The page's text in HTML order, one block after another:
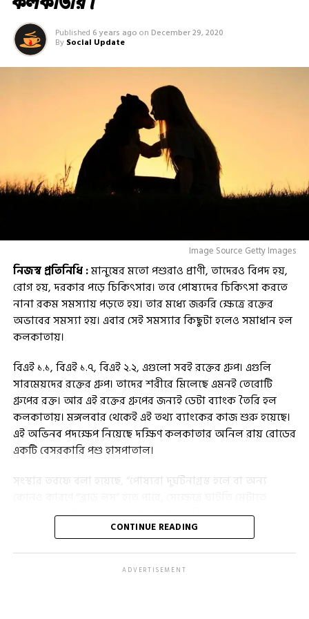
Published 6 years ago on December 29, 2020
By Social Update
Image Source Getty Images
নিজস্ব প্রতিনিধি :মানুষের মতো পশুরাও প্রাণী, তাদেরও বিপদ হয়,
রোগ হয়, দরকার পড়ে চিকিৎসার। তবে পোষ্যদের চিকিৎসা করতে
নানা রকম সমস্যায় পড়তে হয়। তার মধ্যে জরুরি ক্ষেত্রে রক্তের
অভাবের সমস্যা হয়। এবার সেই সমস্যার কিছুটা হলেও সমাধান হল
কলকাতায়।
বিএই ১.১, বিএই ১.৭, বিএই ২.২, এগুলো সবই রক্তের গ্রুপ। এগুলি
সারমেয়দের রক্তের গ্রুপ। তাদের শরীরে মিলেছে এমনই তেরোটি
গ্রুপের রক্ত। আর এই রক্তের গ্রুপের জন্যই ডেটা ব্যাংক তৈরি হল
কলকাতায়। মঙ্গলবার থেকেই এই তথ্য ব্যাংকের কাজ শুরু হয়েছে।
এই অভিনব পদক্ষেপ নিয়েছে দক্ষিণ কলকাতার অনিল রায় রোডের
একটি বেসরকারি পশু হাসপাতাল।
সংস্থার তরফে বলা হয়েছে, “পোষ্যরা দুর্ঘটনাগ্রস্ত হলে বা অন্য
মানুষের মতোই রক্ত দেওয়ার প্রয়োজন হয়। কিন্তু কুকুরদের ক্ষেত্রে
রক্তের গ্রুপ বেশি হওয়ায় চটজলদি সঠিক গ্রুপের রক্ত খুঁজে পাওয়া
ছোটাছুটি করতে হবে না। পোষ্যের মালিককে ফোন করলেই সমাধান
CONTINUE READING
ADVERTISEMENT